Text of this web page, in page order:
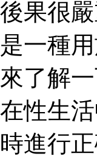
後果很
是一種
來了解
在性生
時進行